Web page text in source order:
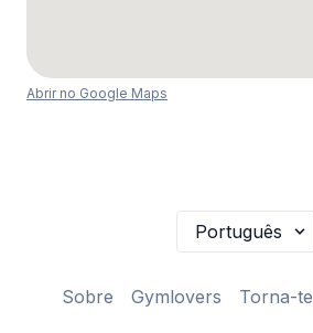
Abrir no Google Maps
Sobre Gymlovers
Torna-